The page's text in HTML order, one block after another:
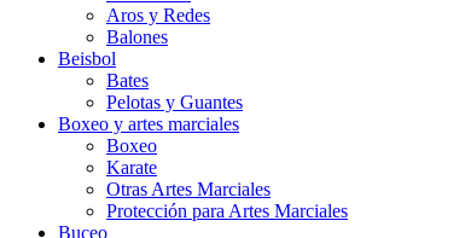
Aros y Redes
Balones
Beisbol
Bates
Pelotas y Guantes
Boxeo y artes marciales
Boxeo
Karate
Otras Artes Marciales
Protección para Artes Marciales
Buceo